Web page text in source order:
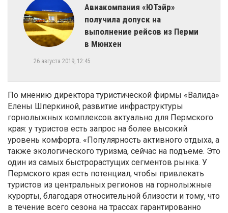
Авиакомпания «ЮТэйр»
получила допуск на
выполнение рейсов из Перми
в Мюнхен
26 августа 2019, 12:45
По мнению директора туристической фирмы «Валида»
Елены Шперкиной, развитие инфраструктуры
горнолыжных комплексов актуально для Пермского
края: у туристов есть запрос на более высокий
уровень комфорта. «Популярность активного отдыха, а
также экологического туризма, сейчас на подъеме. Это
один из самых быстрорастущих сегментов рынка. У
Пермского края есть потенциал, чтобы привлекать
туристов из центральных регионов на горнолыжные
курорты, благодаря относительной близости и тому, что
в течение всего сезона на трассах гарантированно